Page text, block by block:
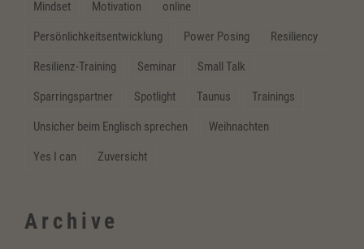
Mindset Motivation online
Persönlichkeitsentwicklung Power Posing Resiliency
Resilienz-Training Seminar Small Talk
Sparringspartner Spotlight Taunus Trainings
Unsicher beim Englisch sprechen Weihnachten
Yes I can Zuversicht
Archive